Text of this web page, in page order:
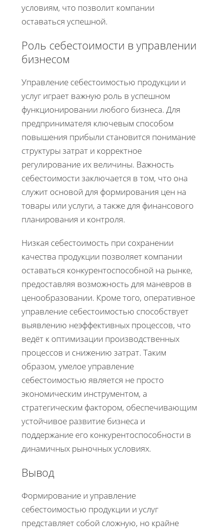
условиям, что позволит компании
оставаться успешной.
Роль себестоимости в управлении
бизнесом
Управление себестоимостью продукции и
услуг играет важную роль в успешном
функционировании любого бизнеса. Для
предпринимателя ключевым способом
повышения прибыли становится понимание
структуры затрат и корректное
регулирование их величины. Важность
себестоимости заключается в том, что она
служит основой для формирования цен на
товары или услуги, а также для финансового
планирования и контроля.
Низкая себестоимость при сохранении
качества продукции позволяет компании
оставаться конкурентоспособной на рынке,
предоставляя возможность для маневров в
ценообразовании. Кроме того, оперативное
управление себестоимостью способствует
выявлению неэффективных процессов, что
ведёт к оптимизации производственных
процессов и снижению затрат. Таким
образом, умелое управление
себестоимостью является не просто
экономическим инструментом, а
стратегическим фактором, обеспечивающим
устойчивое развитие бизнеса и
поддержание его конкурентоспособности в
динамичных рыночных условиях.
Вывод
Формирование и управление
себестоимостью продукции и услуг
представляет собой сложную, но крайне